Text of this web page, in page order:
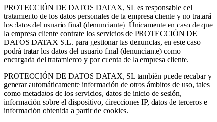
PROTECCIÓN DE DATOS DATAX, SL es responsable del
tratamiento de los datos personales de la empresa cliente y no tratará
los datos del usuario final (denunciante). Únicamente en caso de que
la empresa cliente contrate los servicios de PROTECCIÓN DE
DATOS DATAX S.L. para gestionar las denuncias, en este caso
podrá tratar los datos del usuario final (denunciante) como
encargada del tratamiento y por cuenta de la empresa cliente.
PROTECCIÓN DE DATOS DATAX, SL también puede recabar y
generar automáticamente información de otros ámbitos de uso, tales
como metadatos de los servicios, datos de inicio de sesión,
información sobre el dispositivo, direcciones IP, datos de terceros e
información obtenida a partir de cookies.